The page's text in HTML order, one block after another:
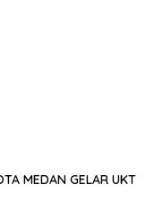
MEDAN GELAR UKT